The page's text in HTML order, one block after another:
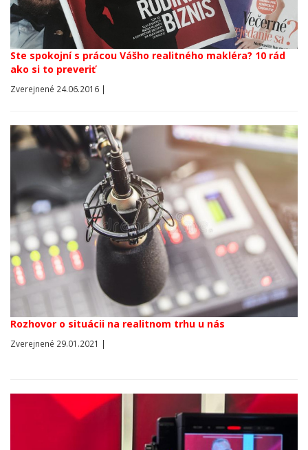
Ste spokojní s prácou Vášho realitného makléra? 10 rád
ako si to preveriť
Zverejnené 24.06.2016 |
Rozhovor o situácii na realitnom trhu u nás
Zverejnené 29.01.2021 |